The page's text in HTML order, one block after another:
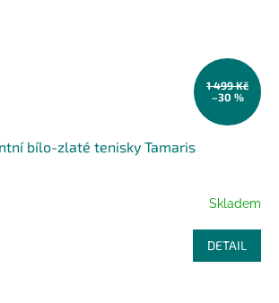
1 499 Kč
–30 %
bílo-zlaté tenisky Tamaris
Skladem
DETAIL